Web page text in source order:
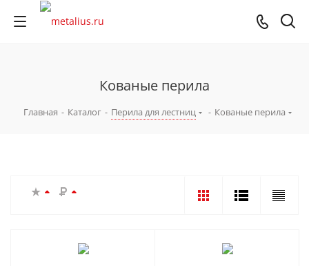
Кованые перила
Главная - Каталог - Перила для лестниц - Кованые перила